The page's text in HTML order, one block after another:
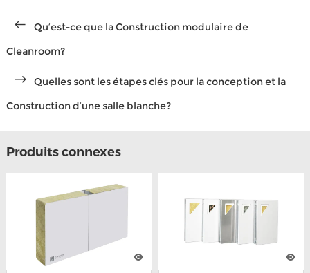
Qu’est-ce que la Construction modulaire de
Cleanroom?
Quelles sont les étapes clés pour la conception et la
Construction d’une salle blanche?
Produits connexes